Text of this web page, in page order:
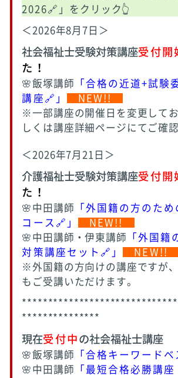
2026🔗 」をクリック👆
＜2026年8月7日＞
社会福祉士受験対策講座受付開
た！
🌸飯塚講師 「合格の近道+試験
講座🔗」
NEW!!
※一部講座の開催日を変更して
しくは講座詳細ページにてご確
＜2026年7月21日＞
介護福祉士受験対策講座受付開
た！
🌸中田講師 「外国籍の方のた
コース🔗」
NEW!!
🌸中田講師・伊東講師
「外国籍
対策講座セット🔗」
NEW!!
※外国籍の方向けの講座ですが
もご受講いただけます。
***************
現在受付中 の社会福祉士講座
🌸飯塚講師 「 合格キーワードベ
🌸中田講師 「最短合格必勝講